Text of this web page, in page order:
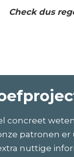
Check dus
concreet
patronen er
nuttige